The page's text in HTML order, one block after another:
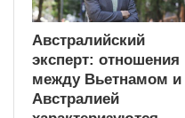
Австралийский
эксперт: отношения
между Вьетнамом и
Австралией